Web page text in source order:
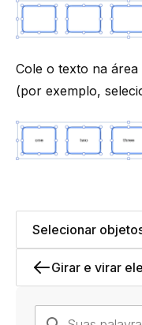
Cole o texto na
(por exemplo,
Girar e virar
Selecionar